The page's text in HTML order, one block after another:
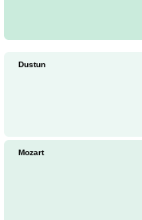
Dustun
Mozart